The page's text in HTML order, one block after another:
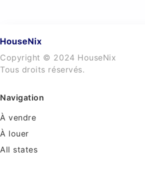
Copyright © 2024 HouseNix
Tous droits réservés.
Navigation
À vendre
À louer
All states